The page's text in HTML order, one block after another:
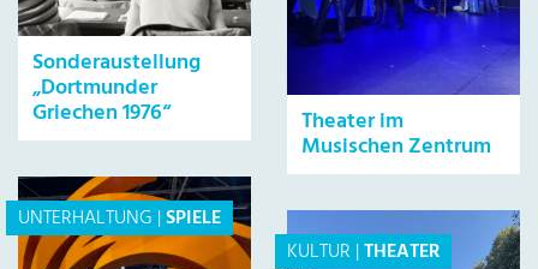
Sonderaustellung
„Dortmunder
Griechen 1976“
UNTERHALTUNG |SPIELE
Theater im
Musischen Zentrum
KULTUR |THEATER